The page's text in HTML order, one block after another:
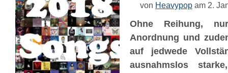
von Heavypop am 2.
Ohne Reihung,
Anordnung und
auf jedwede
ausnahmslos